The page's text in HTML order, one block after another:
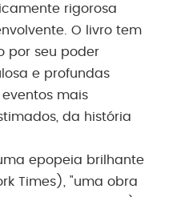
rigorosa
O livro tem
por seu poder
e profundas
mais
da história
epopeia brilhante
Times), "uma obra